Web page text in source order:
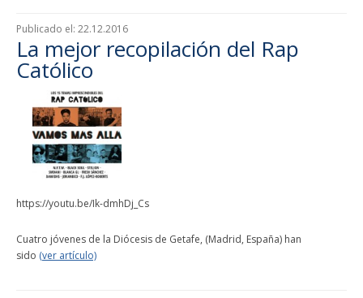
Publicado el: 22.12.2016
La mejor recopilación del Rap
Católico
https://youtu.be/Ik-dmhDj_Cs
Cuatro jóvenes de la Diócesis de Getafe, (Madrid, España) han
sido (ver artículo)